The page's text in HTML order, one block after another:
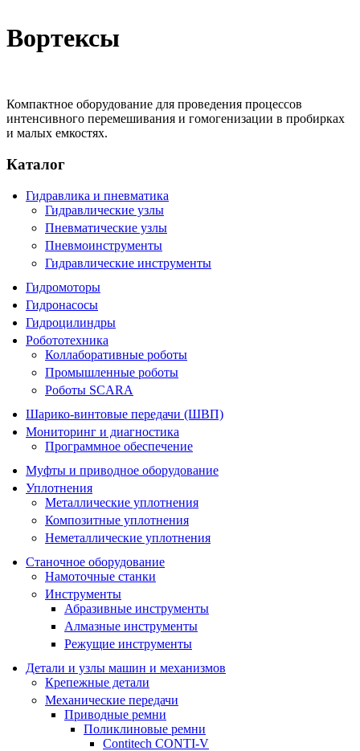
Вортексы
Компактное оборудование для проведения процессов
интенсивного перемешивания и гомогенизации в пробирках
и малых емкостях.
Каталог
Гидравлика и пневматика
Гидравлические узлы
Пневматические узлы
Пневмоинструменты
Гидравлические инструменты
Гидромоторы
Гидронасосы
Гидроцилиндры
Робототехника
Коллаборативные роботы
Промышленные роботы
Роботы SCARA
Шарико-винтовые передачи (ШВП)
Мониторинг и диагностика
Программное обеспечение
Муфты и приводное оборудование
Уплотнения
Металлические уплотнения
Композитные уплотнения
Неметаллические уплотнения
Станочное оборудование
Намоточные станки
Инструменты
Абразивные инструменты
Алмазные инструменты
Режущие инструменты
Детали и узлы машин и механизмов
Крепежные детали
Механические передачи
Приводные ремни
Поликлиновые ремни
Contitech CONTI-V